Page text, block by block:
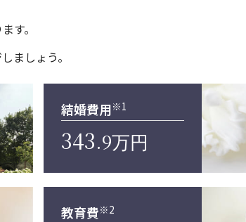
す。
ましょう。
結婚費用※1
343.9万円
教育費※2